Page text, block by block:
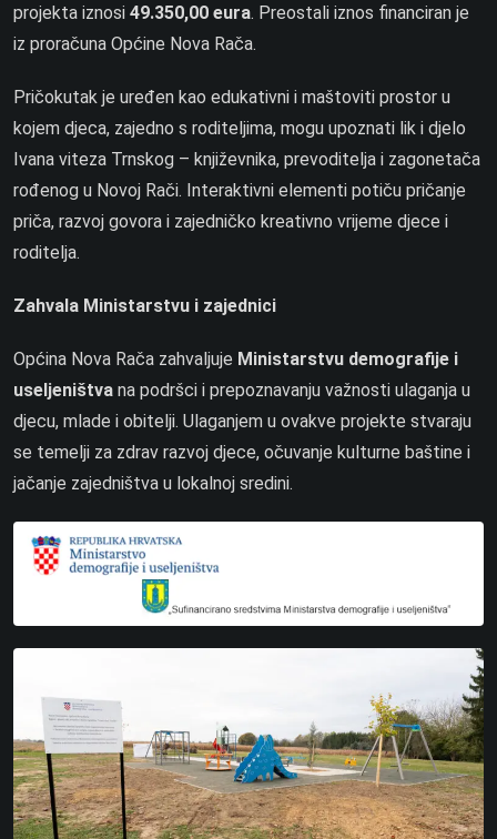
projekta iznosi 49.350,00 eura. Preostali iznos financiran je
iz proračuna Općine Nova Rača.
Pričokutak je uređen kao edukativni i maštoviti prostor u
kojem djeca, zajedno s roditeljima, mogu upoznati lik i djelo
Ivana viteza Trnskog – književnika, prevoditelja i zagonetača
rođenog u Novoj Rači. Interaktivni elementi potiču pričanje
priča, razvoj govora i zajedničko kreativno vrijeme djece i
roditelja.
Zahvala Ministarstvu i zajednici
Općina Nova Rača zahvaljuje Ministarstvu demografije i
useljeništva na podršci i prepoznavanju važnosti ulaganja u
djecu, mlade i obitelji. Ulaganjem u ovakve projekte stvaraju
se temelji za zdrav razvoj djece, očuvanje kulturne baštine i
jačanje zajedništva u lokalnoj sredini.